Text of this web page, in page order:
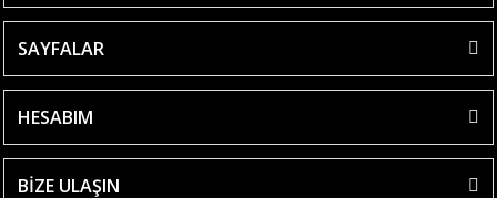
SAYFALAR
HESABIM
BİZE ULAŞIN